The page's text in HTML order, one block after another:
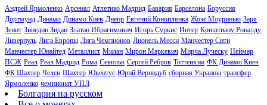
Андрей Ярмоленко Арсенал Атлетико Мадрид Бавария Барселона Боруссия
Дортмунд Динамо Динамо Киев Днепр Евгений Коноплянка Жозе Моуринью Заря
Зенит Зинедин Зидан Златан Ибрагимович Игорь Суркис Интер Криштиану Роналду
Ливерпуль Лига Европы Лига Чемпионов Лионель Месси Манчестер Сити
Манчестер Юнайтед Металлист Милан Мирон Маркевич Мирча Луческу Неймар
ПСЖ Реал Реал Мадрид Рома Севилья Сергей Ребров Тоттенхэм ФК Динамо Киев
ФК Шахтер Челси Шахтер Ювентус Юрий Вернидуб сборная Украины трансфер
Ярмоленко чемпионат УПЛ
Болгария на русском